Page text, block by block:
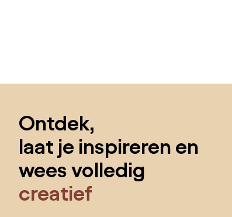
Ontdek,
laat je inspireren en
wees volledig
creatief